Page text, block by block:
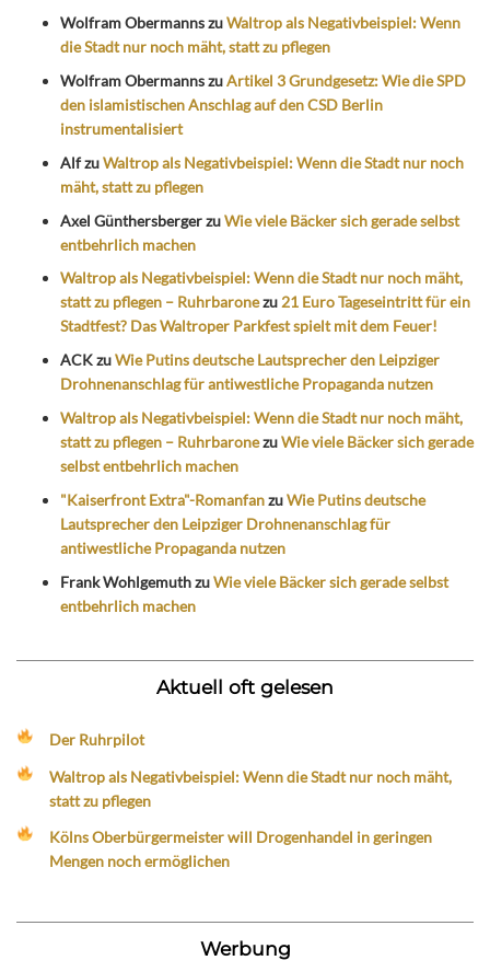
Wolfram ObermannszuWaltrop als Negativbeispiel: Wenn
die Stadt nur noch mäht, statt zu pflegen
Wolfram ObermannszuArtikel 3 Grundgesetz: Wie die SPD
den islamistischen Anschlag auf den CSD Berlin
instrumentalisiert
AlfzuWaltrop als Negativbeispiel: Wenn die Stadt nur noch
mäht, statt zu pflegen
Axel GünthersbergerzuWie viele Bäcker sich gerade selbst
entbehrlich machen
Waltrop als Negativbeispiel: Wenn die Stadt nur noch mäht,
statt zu pflegen – Ruhrbaronezu21 Euro Tageseintritt für ein
Stadtfest? Das Waltroper Parkfest spielt mit dem Feuer!
ACKzuWie Putins deutsche Lautsprecher den Leipziger
Drohnenanschlag für antiwestliche Propaganda nutzen
Waltrop als Negativbeispiel: Wenn die Stadt nur noch mäht,
statt zu pflegen – RuhrbaronezuWie viele Bäcker sich gerade
selbst entbehrlich machen
"Kaiserfront Extra"-RomanfanzuWie Putins deutsche
Lautsprecher den Leipziger Drohnenanschlag für
antiwestliche Propaganda nutzen
Frank WohlgemuthzuWie viele Bäcker sich gerade selbst
entbehrlich machen
Aktuell oft gelesen
Der Ruhrpilot
Waltrop als Negativbeispiel: Wenn die Stadt nur noch mäht,
statt zu pflegen
Kölns Oberbürgermeister will Drogenhandel in geringen
Mengen noch ermöglichen
Werbung